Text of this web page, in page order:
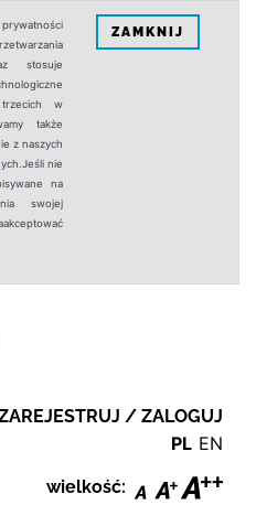
stosuje
trzecich w
także
z naszych
nie
na
swojej
ZAMKNIJ
/ ZALOGUJ
PL EN
wielkość: